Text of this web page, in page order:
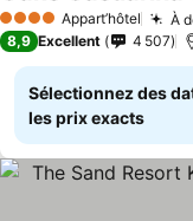
4 Étoiles Appart’hôtel À
8,9 Excellent 4 507
Sélectionnez des
les prix exacts